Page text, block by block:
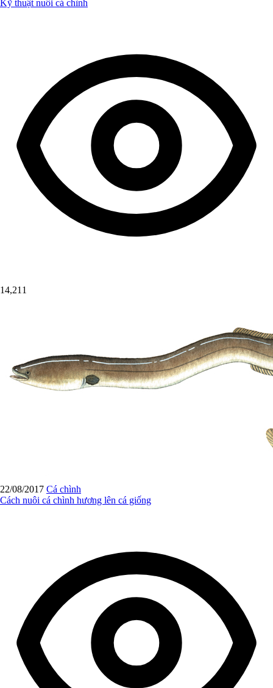
Kỹ thuật nuôi cá chình
14,211
22/08/2017 Cá chình
Cách nuôi cá chình hương lên cá giống